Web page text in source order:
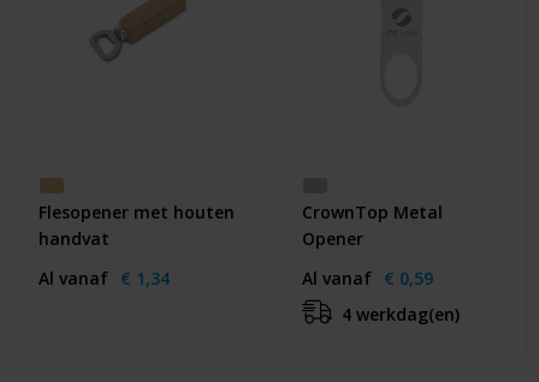
Flesopener met houten
handvat
Al vanaf € 1,34
CrownTop Metal
Opener
Al vanaf € 0,59
4 werkdag(en)